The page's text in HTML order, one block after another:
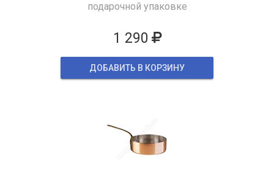
подарочной упаковке
1 290
ДОБАВИТЬ В КОРЗИНУ